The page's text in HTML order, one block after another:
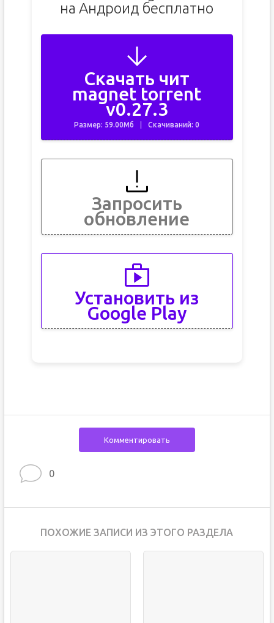
на Андроид бесплатно
Скачать чит
magnet torrent
v0.27.3
Размер: 59.00Мб Скачиваний: 0
Запросить
обновление
Установить из
Google Play
Комментировать
0
ПОХОЖИЕ ЗАПИСИ ИЗ ЭТОГО РАЗДЕЛА